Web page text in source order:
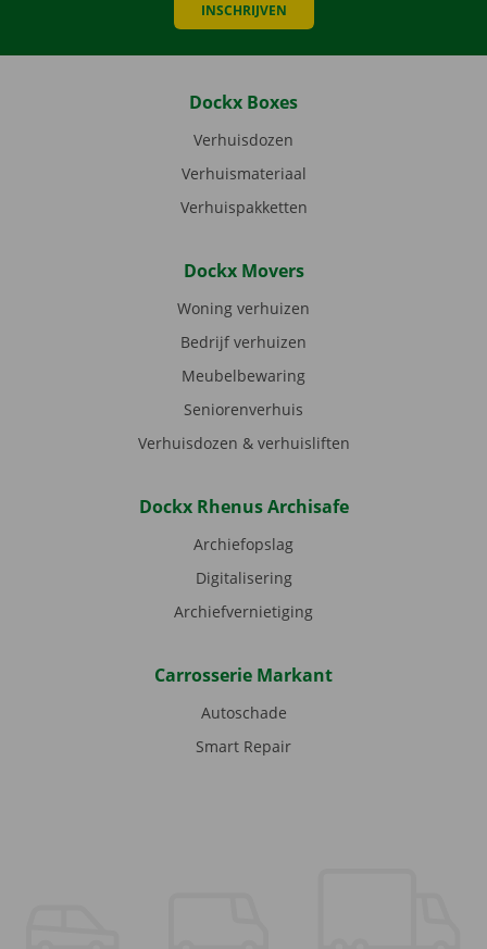
INSCHRIJVEN
Dockx Boxes
Verhuisdozen
Verhuismateriaal
Verhuispakketten
Dockx Movers
Woning verhuizen
Bedrijf verhuizen
Meubelbewaring
Seniorenverhuis
Verhuisdozen & verhuisliften
Dockx Rhenus Archisafe
Archiefopslag
Digitalisering
Archiefvernietiging
Carrosserie Markant
Autoschade
Smart Repair